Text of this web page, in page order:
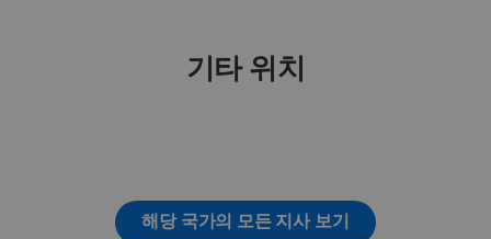
기타 위치
해당 국가의 모든 지사 보기